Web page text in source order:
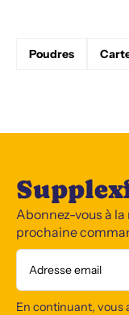
Poudres
Abonnez-vous à
prochaine
Adresse email
En continuant, vous